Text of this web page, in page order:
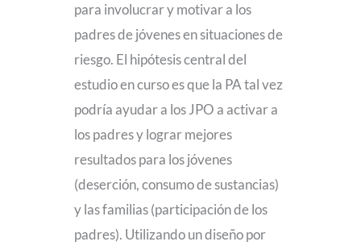
para involucrar y motivar a los
padres de jóvenes en situaciones de
riesgo. El hipótesis central del
estudio en curso es que la PA tal vez
podría ayudar a los JPO a activar a
los padres y lograr mejores
resultados para los jóvenes
(deserción, consumo de sustancias)
y las familias (participación de los
padres). Utilizando un diseño por